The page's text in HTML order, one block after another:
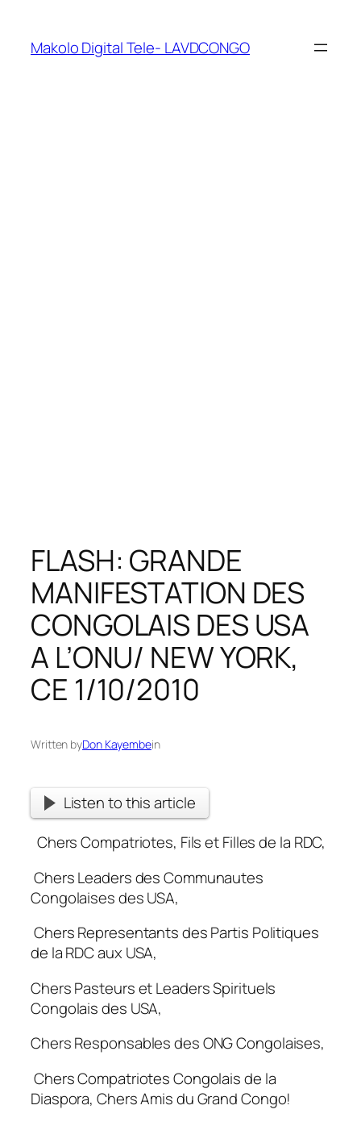
Makolo Digital Tele- LAVDCONGO
FLASH: GRANDE
MANIFESTATION DES
CONGOLAIS DES USA
A L’ONU/ NEW YORK,
CE 1/10/2010
Written byDon Kayembein
Listen to this article
Chers Compatriotes, Fils et Filles de la RDC,
Chers Leaders des Communautes
Congolaises des USA,
Chers Representants des Partis Politiques
de la RDC aux USA,
Chers Pasteurs et Leaders Spirituels
Congolais des USA,
Chers Responsables des ONG Congolaises,
Chers Compatriotes Congolais de la
Diaspora, Chers Amis du Grand Congo!